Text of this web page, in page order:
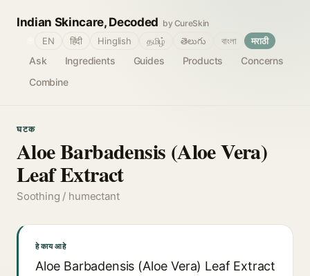
Indian Skincare, Decoded by CureSkin
Ask Ingredients Guides Products
Concerns
Combine
EN हिंदी Hinglish தமிழ் తెలుగు বাংলা मराठी
घटक
Aloe Barbadensis (Aloe Vera)
Leaf Extract
Soothing / humectant
हे काय आहे
Aloe Barbadensis (Aloe Vera) Leaf Extract